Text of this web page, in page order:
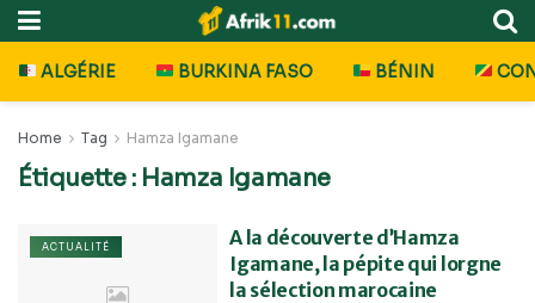
ALGÉRIE BURKINA FASO BÉNIN
Home Tag Hamza Igamane
Étiquette : Hamza Igamane
ACTUALITÉ
A la découverte d’Hamza
Igamane, la pépite qui lorgne
la sélection marocaine